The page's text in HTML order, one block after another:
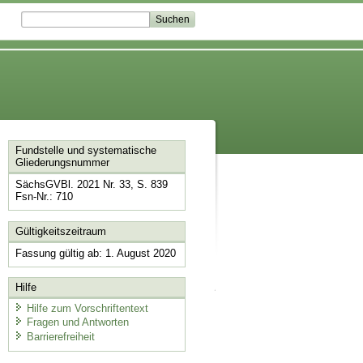
Fundstelle und systematische
Gliederungsnummer
SächsGVBl. 2021 Nr. 33, S. 839
Fsn-Nr.: 710
Gültigkeitszeitraum
Fassung gültig ab: 1. August 2020
Hilfe
Hilfe zum Vorschriftentext
Fragen und Antworten
Barrierefreiheit